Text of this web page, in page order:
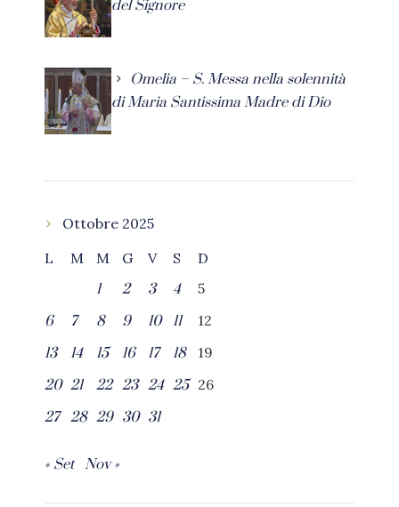
del Signore
Omelia – S. Messa nella solennità
di Maria Santissima Madre di Dio
Ottobre 2025
L
M M G V S
D
1
2 3 4
5
6
7 8 9 10 11
12
13
14 15 16 17 18
19
20 21 22 23 24 25 26
27 28 29 30 31
« Set Nov »